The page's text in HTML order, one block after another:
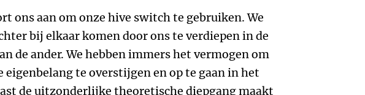
ons aan om onze hive switch te gebruiken. We
bij elkaar komen door ons te verdiepen in de
de ander. We hebben immers het vermogen om
eigenbelang te overstijgen en op te gaan in het
de uitzonderlijke theoretische diepgang maakt